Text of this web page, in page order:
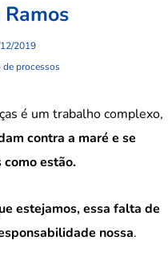
2019
de processos
é um trabalho complexo,
contra a maré e se
estão.
estejamos, essa falta de
nossa.